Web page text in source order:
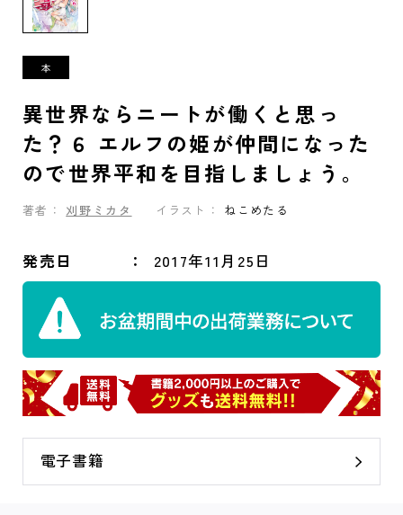
異世界ならニートが働くと思っ
た？６ エルフの姫が仲間になった
ので世界平和を目指しましょう。
著者： 刈野ミカタ イラスト： ねこめたる
発売日 2017年11月25日
電子書籍